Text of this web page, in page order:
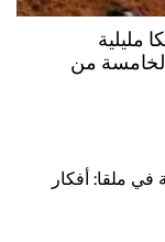
مليلية
من